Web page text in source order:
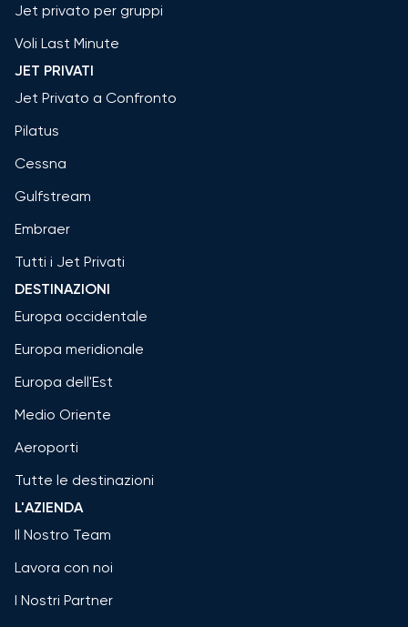
Jet privato per gruppi
Voli Last Minute
JET PRIVATI
Jet Privato a Confronto
Pilatus
Cessna
Gulfstream
Embraer
Tutti i Jet Privati
DESTINAZIONI
Europa occidentale
Europa meridionale
Europa dell'Est
Medio Oriente
Aeroporti
Tutte le destinazioni
L'AZIENDA
Il Nostro Team
Lavora con noi
I Nostri Partner